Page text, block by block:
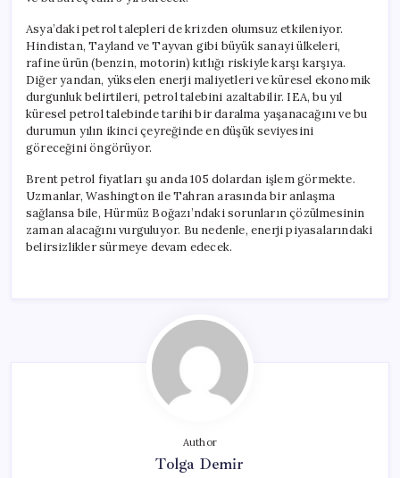
Asya’daki petrol talepleri de krizden olumsuz etkileniyor.
Hindistan, Tayland ve Tayvan gibi büyük sanayi ülkeleri,
rafine ürün (benzin, motorin) kıtlığı riskiyle karşı karşıya.
Diğer yandan, yükselen enerji maliyetleri ve küresel ekonomik
durgunluk belirtileri, petrol talebini azaltabilir. IEA, bu yıl
küresel petrol talebinde tarihi bir daralma yaşanacağını ve bu
durumun yılın ikinci çeyreğinde en düşük seviyesini
göreceğini öngörüyor.
Brent petrol fiyatları şu anda 105 dolardan işlem görmekte.
Uzmanlar, Washington ile Tahran arasında bir anlaşma
sağlansa bile, Hürmüz Boğazı’ndaki sorunların çözülmesinin
zaman alacağını vurguluyor. Bu nedenle, enerji piyasalarındaki
belirsizlikler sürmeye devam edecek.
Author
Tolga Demir